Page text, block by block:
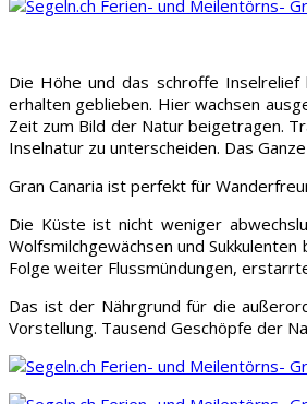
Die Höhe und das schroffe Inselrelief
erhalten geblieben. Hier wachsen
Zeit zum Bild der Natur beigetragen.
Inselnatur zu unterscheiden. Das
Gran Canaria ist perfekt für
Die Küste ist nicht weniger
Wolfsmilchgewächsen und
Folge weiter Flussmündungen,
Das ist der Nährgrund für die
Vorstellung. Tausend Geschöpfe der